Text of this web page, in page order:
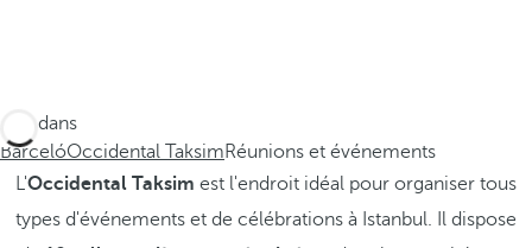
Ces dans
BarcelóOccidental TaksimRéunions et événements
L'Occidental Taksim est l'endroit idéal pour organiser tous
types d'événements et de célébrations à Istanbul. Il dispose